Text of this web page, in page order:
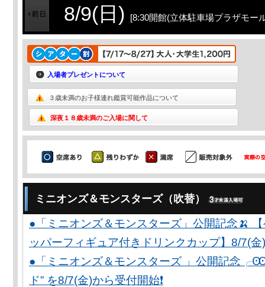
8/9(日) [8:30開館(立体駐車場プラザモー
入場者プレゼントについて
３歳未満のお子様連れ鑑賞可能作品について
深夜１８歳未満のご入場に関して
ミニオンズ＆モンスターズ（吹替）
●「ミニオンズ＆モンスターズ」公開記念🍌
ッパーフィギュア付きドリンクカップ】8/7(金
●「ミニオンズ＆モンスターズ 」公開記念
ド” を8/7(金)から受付開始❗️